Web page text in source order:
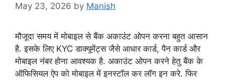
May 23, 2026 by Manish
मौजूदा समय में मोबाइल से बैंक अकाउंट ओपन करना बहुत आसान
है. इसके लिए KYC डाक्यूमेंट्स जैसे आधार कार्ड, पैन कार्ड और
मोबाइल नंबर होना आवश्यक है. अकाउंट ओपन करने हेतु बैंक के
ऑफिसियल ऐप को मोबाइल में इनस्टॉल कर लॉग इन करे. फिर